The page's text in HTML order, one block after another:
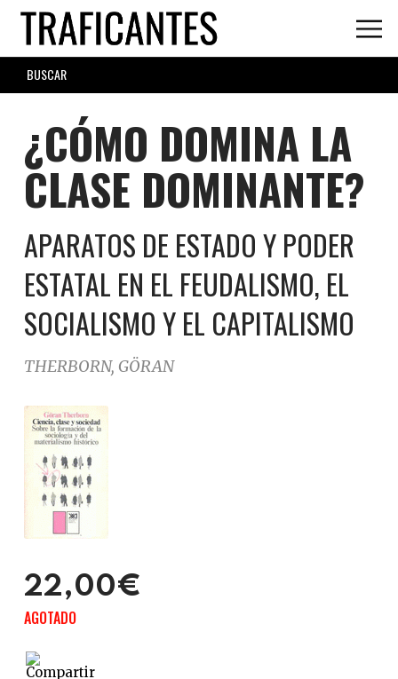
Skip
main
content
SEARCH
FORM
¿CÓMO DOMINA LA
CLASE DOMINANTE?
APARATOS DE ESTADO Y PODER
ESTATAL EN EL FEUDALISMO, EL
SOCIALISMO Y EL CAPITALISMO
THERBORN, GÖRAN
22,00€
AGOTADO